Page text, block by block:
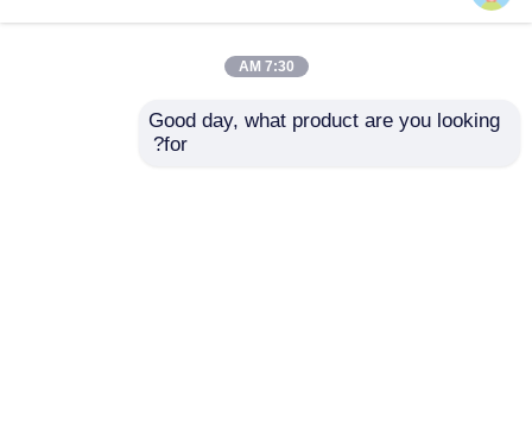
ساختمان های کارگاهی
7:30 AM
Good day, what product are you looking
for?